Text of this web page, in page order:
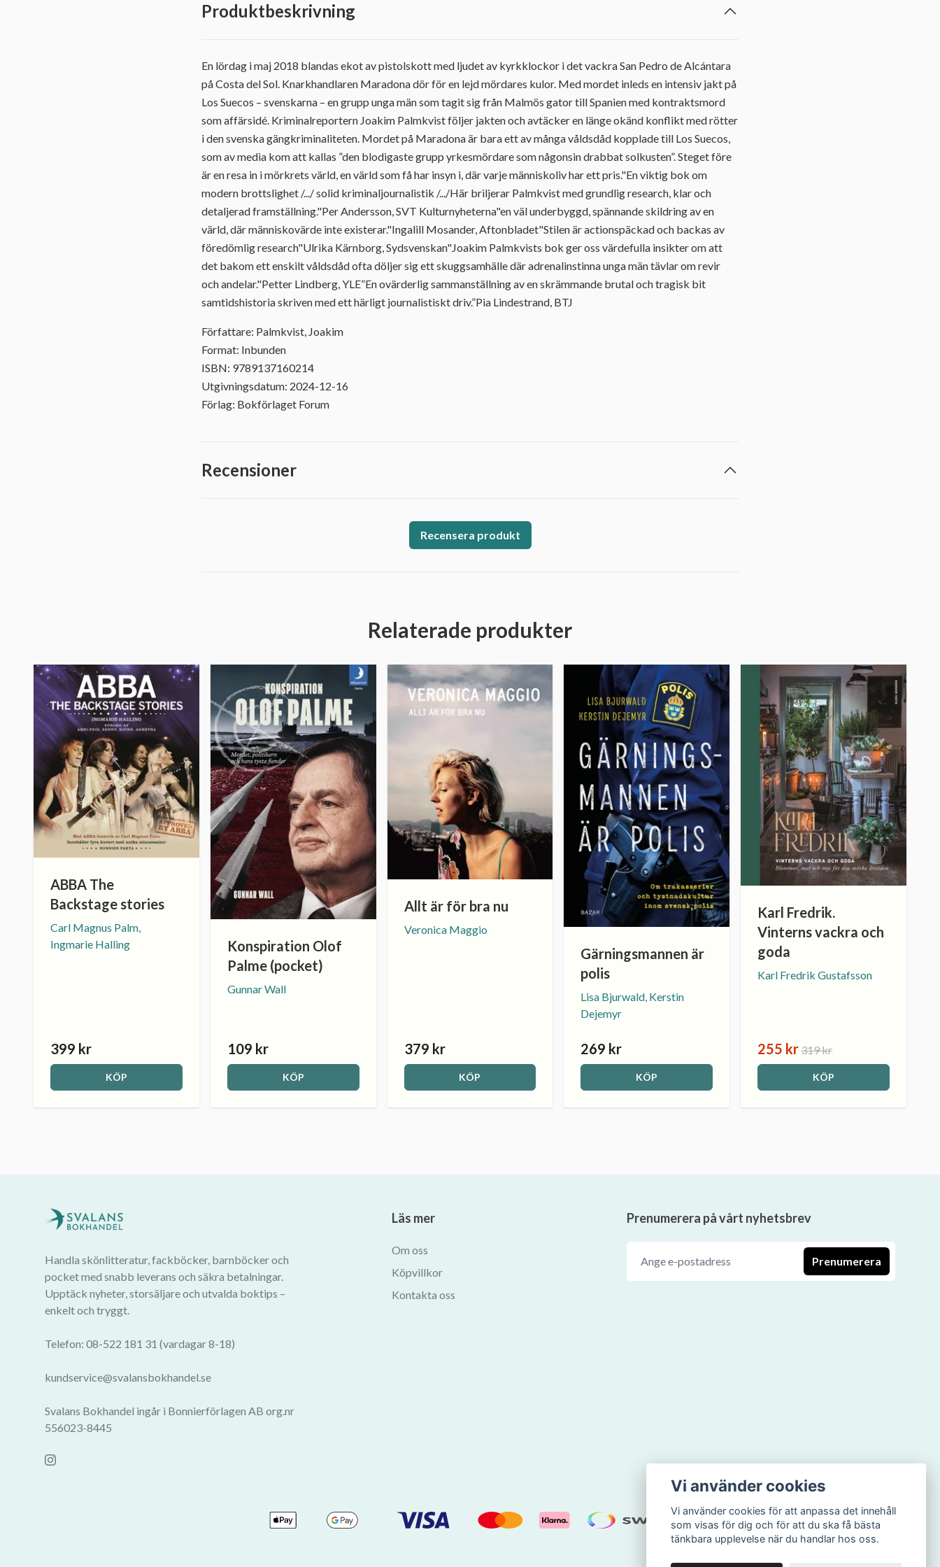
Produktbeskrivning
En lördag i maj 2018 blandas ekot av pistolskott med ljudet av kyrkklockor i det vackra San Pedro de Alcántara
på Costa del Sol. Knarkhandlaren Maradona dör för en lejd mördares kulor. Med mordet inleds en intensiv jakt på
Los Suecos – svenskarna – en grupp unga män som tagit sig från Malmös gator till Spanien med kontraktsmord
som affärsidé. Kriminalreportern Joakim Palmkvist följer jakten och avtäcker en länge okänd konflikt med rötter
i den svenska gängkriminaliteten. Mordet på Maradona är bara ett av många våldsdåd kopplade till Los Suecos,
som av media kom att kallas ”den blodigaste grupp yrkesmördare som någonsin drabbat solkusten”. Steget före
är en resa in i mörkrets värld, en värld som få har insyn i, där varje människoliv har ett pris."En viktig bok om
modern brottslighet /.../ solid kriminaljournalistik /.../Här briljerar Palmkvist med grundlig research, klar och
detaljerad framställning."Per Andersson, SVT Kulturnyheterna"en väl underbyggd, spännande skildring av en
värld, där människovärde inte existerar."Ingalill Mosander, Aftonbladet"Stilen är actionspäckad och backas av
föredömlig research"Ulrika Kärnborg, Sydsvenskan"Joakim Palmkvists bok ger oss värdefulla insikter om att
det bakom ett enskilt våldsdåd ofta döljer sig ett skuggsamhälle där adrenalinstinna unga män tävlar om revir
och andelar."Petter Lindberg, YLE”En ovärderlig sammanställning av en skrämmande brutal och tragisk bit
samtidshistoria skriven med ett härligt journalistiskt driv.”Pia Lindestrand, BTJ
Författare: Palmkvist, Joakim
Format: Inbunden
ISBN: 9789137160214
Utgivningsdatum: 2024-12-16
Förlag: Bokförlaget Forum
Recensioner
Recensera produkt
Relaterade produkter
ABBA The
Backstage stories
Carl Magnus Palm,
Ingmarie Halling
399 kr
KÖP
Konspiration Olof
Palme (pocket)
Gunnar Wall
109 kr
KÖP
Allt är för bra nu
Veronica Maggio
379 kr
KÖP
Gärningsmannen är
polis
Lisa Bjurwald, Kerstin
Dejemyr
269 kr
KÖP
Karl Fredrik.
Vinterns vackra och
goda
Karl Fredrik Gustafsson
255 kr319 kr
KÖP
Handla skönlitteratur, fackböcker, barnböcker och
pocket med snabb leverans och säkra betalningar.
Upptäck nyheter, storsäljare och utvalda boktips –
enkelt och tryggt.
Telefon: 08-522 181 31 (vardagar 8-18)
kundservice@svalansbokhandel.se
Svalans Bokhandel ingår i Bonnierförlagen AB org.nr
556023-8445
Läs mer
Om oss
Köpvillkor
Kontakta oss
Prenumerera på vårt nyhetsbrev
Prenumerera
Vi använder cookies
Vi använder cookies för att anpassa det innehåll
som visas för dig och för att du ska få bästa
tänkbara upplevelse när du handlar hos oss.